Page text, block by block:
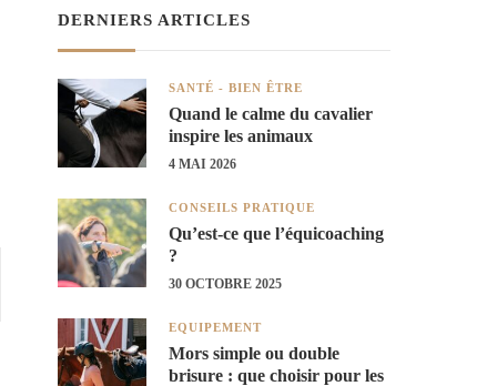
DERNIERS ARTICLES
SANTÉ - BIEN ÊTRE
Quand le calme du cavalier
inspire les animaux
4 MAI 2026
CONSEILS PRATIQUE
Qu’est-ce que l’équicoaching
?
30 OCTOBRE 2025
EQUIPEMENT
Mors simple ou double
brisure : que choisir pour les